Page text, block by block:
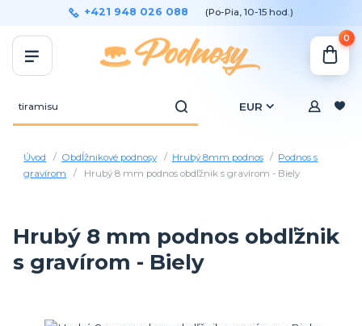
EUR
+421 948 026 088 (Po-Pia, 10-15 hod.)
0
Úvod Obdĺžnikové podnosy Hrubý 8mm podnos
Podnos s
gravírom
Hrubý 8 mm podnos obdľžnik s gravírom - Biely
Hrubý 8 mm podnos obdľžnik
s gravírom - Biely